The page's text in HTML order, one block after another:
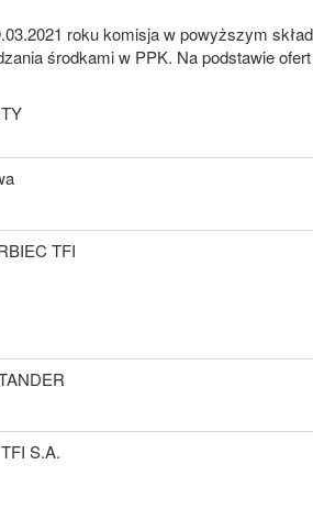
roku komisja w powyższym
środkami w PPK. Na podstawie
TFI
S.A.